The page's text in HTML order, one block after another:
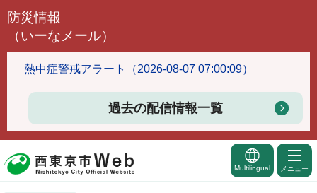
こ
頭
で
防災情報
（いーなメール）
熱中症警戒アラート（2026-08-07 07:00:09）
過去の配信情報一覧
Multilingual メニュー